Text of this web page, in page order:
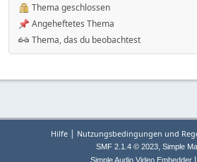
Thema geschlossen
Angeheftetes Thema
Thema, das du beobachtest
Hilfe | Nutzungsbedingungen und
SMF 2.1.4 © 2023, Simple
Simple Audio Video Embedder